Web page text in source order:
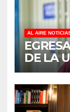
AL AIRE
DE LA
EN